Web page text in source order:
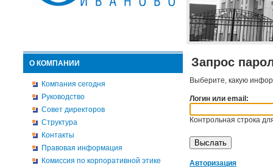
О КОМПАНИИ
Компания сегодня
Руководство
Совет директоров
Структура
Контакты
Правовая информация
Комиссия по корпоративной этике
Запрос
Выберите, какую
Логин или email:
Контрольная строка
Авторизация